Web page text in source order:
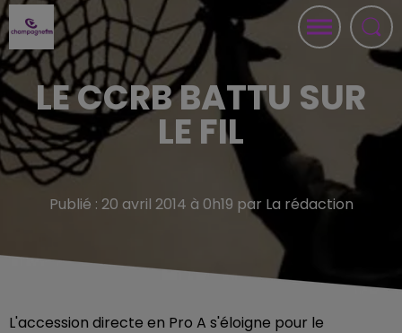
LE CCRB BATTU SUR
LE FIL
Publié : 20 avril 2014 à 0h19 par La rédaction
L'accession directe en Pro A s'éloigne pour le